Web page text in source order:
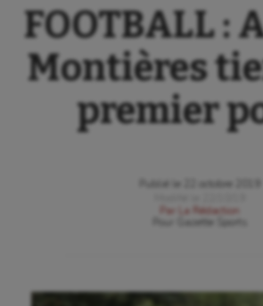
FOOTBALL :
Montières
premier
Publié le
22 octobre 2019
Par
La Rédaction
Gazette Sports